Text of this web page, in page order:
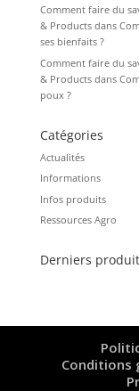
Comment faire du
& Productsdans
ses bienfaits ?
Comment faire du
& Productsdans
poux ?
Catégories
Actualités
Informations
Infos produits
Ressources Agro
Derniers
Conditions